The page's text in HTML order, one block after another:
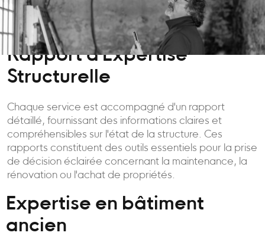
Rapport d'Expertise
Structurelle
Chaque service est accompagné d'un rapport
détaillé, fournissant des informations claires et
compréhensibles sur l'état de la structure. Ces
rapports constituent des outils essentiels pour la prise
de décision éclairée concernant la maintenance, la
rénovation ou l'achat de propriétés.
Expertise en bâtiment
ancien